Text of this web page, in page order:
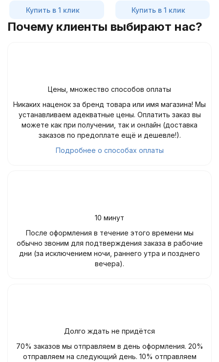
Купить в 1 клик Купить в 1 клик
Почему клиенты выбирают нас?
Цены, множество способов оплаты
Никаких наценок за бренд товара или имя магазина! Мы
устанавливаем адекватные цены. Оплатить заказ вы
можете как при получении, так и онлайн (доставка
заказов по предоплате ещё и дешевле!).
Подробнее о способах оплаты
10 минут
После оформления в течение этого времени мы
обычно звоним для подтверждения заказа в рабочие
дни (за исключением ночи, раннего утра и позднего
вечера).
Долго ждать не придётся
70% заказов мы отправляем в день оформления. 20%
отправляем на следующий день. 10% отправляем